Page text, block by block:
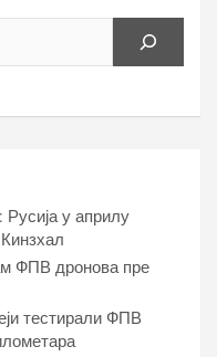
Русија у априлу
ФПВ дронова пре
тестирали ФПВ